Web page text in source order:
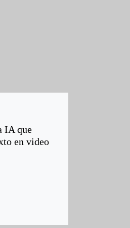
IA que
en video